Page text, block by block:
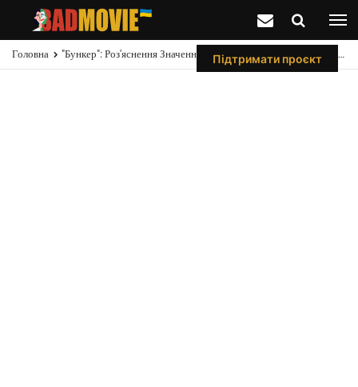
Підтримати проєкт
Головна "Бункер": Роз'яснення Значення Числа 18 Та Чому Воно Постійно З'являється